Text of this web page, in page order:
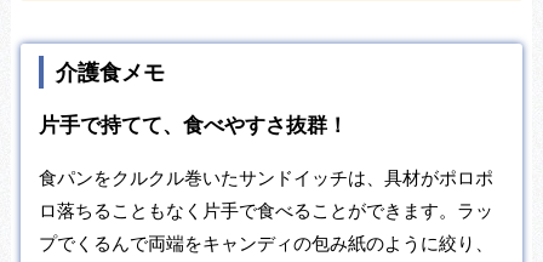
介護食メモ
片手で持てて、食べやすさ抜群！
食パンをクルクル巻いたサンドイッチは、具材がポロポ
ロ落ちることもなく片手で食べることができます。ラッ
プでくるんで両端をキャンディの包み紙のように絞り、